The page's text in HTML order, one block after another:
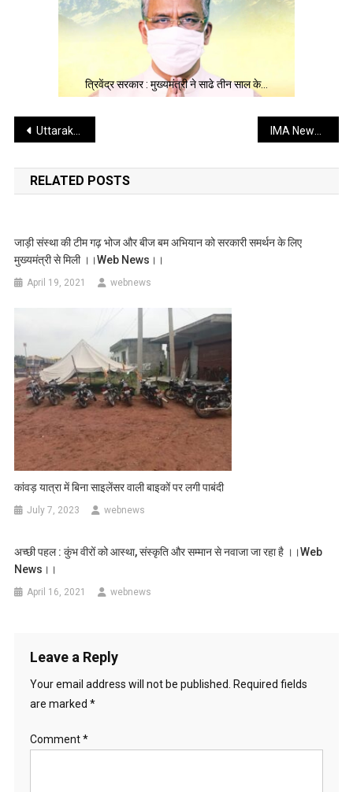
त्रिवेंद्र सरकार : मुख्यमंत्री ने साढे तीन साल के…
Post
navigation
Uttarakhand Metro : लॉकडाउन में उत्तराखंड मेट्रो ने पकड़ी रफ्तार , जाने क्या है पूरी खबर।।web news।।
RELATED POSTS
जाड़ी संस्था की टीम गढ़ भोज और बीज बम अभियान को सरकारी समर्थन के लिए
मुख्यमंत्री से मिली ।।web News।।
April 19, 2021 webnews
कांवड़ यात्रा में बिना साइलेंसर वाली बाइकों पर लगी पाबंदी
July 7, 2023 webnews
अच्छी पहल : कुंभ वीरों को आस्था, संस्कृति और सम्मान से नवाजा जा रहा है ।।web
News।।
April 16, 2021 webnews
Leave a Reply
Your email address will not be published.
Required fields
are marked *
Comment*